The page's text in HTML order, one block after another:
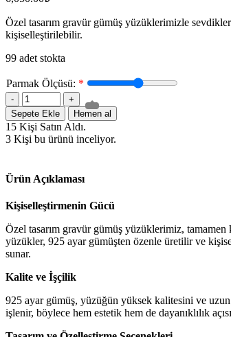
Özel tasarım gravür gümüş yüzüklerimizle
kişiselleştirilebilir.
99 adet stokta
Parmak Ölçüsü: *
Sepete Ekle Hemen al
15 Kişi Satın Aldı.
3 Kişi bu ürünü inceliyor.
Ürün Açıklaması
Kişiselleştirmenin Gücü
Özel tasarım gravür gümüş yüzüklerimiz,
yüzükler, 925 ayar gümüşten özenle üretilir ve
sunar.
Kalite ve İşçilik
925 ayar gümüş, yüzüğün yüksek kalitesini ve uzun
işlenir, böylece hem estetik hem de dayanıklılık